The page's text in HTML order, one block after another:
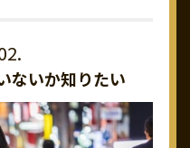
ないか知りたい